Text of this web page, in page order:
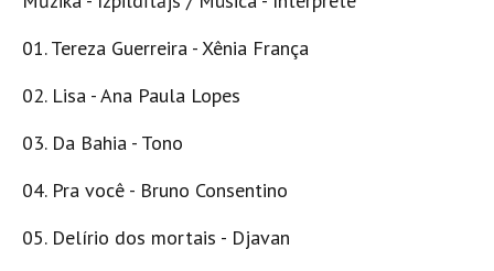
01. Tereza Guerreira - Xênia França
02. Lisa - Ana Paula Lopes
03. Da Bahia - Tono
04. Pra você - Bruno Consentino
05. Delírio dos mortais - Djavan